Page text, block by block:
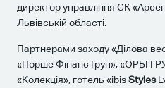
директор управління СК
Львівській області.
Партнерами заходу «Ділова
«Порше Фінанс Груп», «ОРБІ
«Колекція», готель «ibisStyles